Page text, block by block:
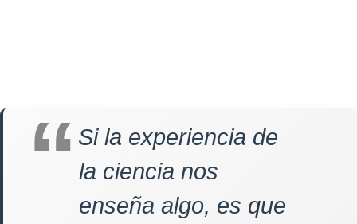
Si la experiencia de
la ciencia nos
enseña algo, es que